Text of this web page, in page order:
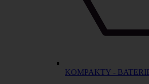
KOMPAKTY -